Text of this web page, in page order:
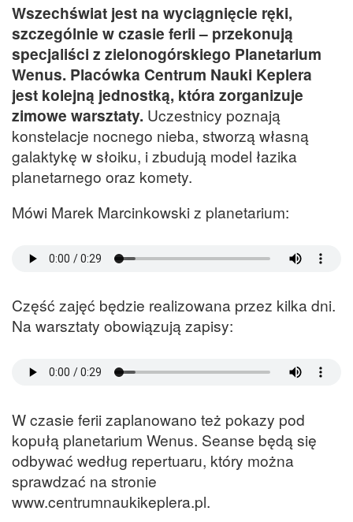
Wszechświat jest na wyciągnięcie ręki,
szczególnie w czasie ferii – przekonują
specjaliści z zielonogórskiego Planetarium
Wenus. Placówka Centrum Nauki Keplera
jest kolejną jednostką, która zorganizuje
zimowe warsztaty. Uczestnicy poznają
konstelacje nocnego nieba, stworzą własną
galaktykę w słoiku, i zbudują model łazika
planetarnego oraz komety.
Mówi Marek Marcinkowski z planetarium:
Część zajęć będzie realizowana przez kilka dni.
Na warsztaty obowiązują zapisy:
W czasie ferii zaplanowano też pokazy pod
kopułą planetarium Wenus. Seanse będą się
odbywać według repertuaru, który można
sprawdzać na stronie
www.centrumnaukikeplera.pl.